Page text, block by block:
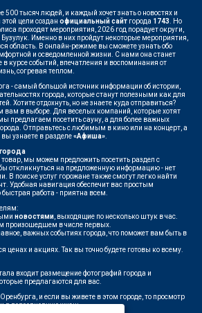
500 тысяч людей, и каждый хочет знать о новостях и
цели создан официальный сайт города 1743. Но
проходят мероприятия, 2026 год порадует округи,
Именно в них пройдут некоторые мероприятия,
область. В онлайн-режиме вы сможете узнать обо
и осведомленной жизни. С нами она станет
в курсе событий, впечатления и воспоминания от
согревая теплом.
- самый большой источник информации об истории,
города, которые станут полезными как для
Хотите отдохнуть, но не знаете куда отправиться?
вам в выборе. Для веселых компаний, которые хотят
предлагаем посетить сауну, а для более важных
Отправьтесь с любимым в кино или на концерт, а
узнаете в разделе«Афиша».
товар, мы можем предложить посетить раздел с
откликнуться на предложенную информацию - нет
В поиске услуг горожане также смогут легко найти
Удобная навигация обеспечит вас простым
быстрая работа - приятна всем.
новостями, выходящие по несколько штук в час.
произошедшем в числе первых.
важных событиях города, что поможет вам быть в
и акциях. Так вы точно будете готовы ко всему.
входит размещение фотографий города и
предлагаются для вас.
и если вы живете в этом городе, то просмотр
в повседневную жизнь.